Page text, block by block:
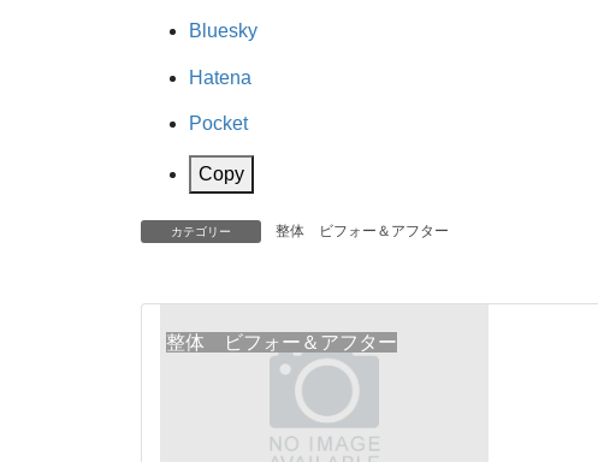
Bluesky
Hatena
Pocket
Copy
カテゴリー 整体 ビフォー＆アフター
整体 ビフォー＆アフター